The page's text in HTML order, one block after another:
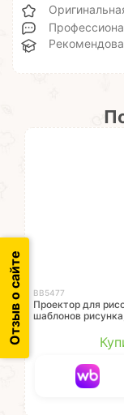
ВВ5477
Проектор для
шаблонов
Отзыв о сайте